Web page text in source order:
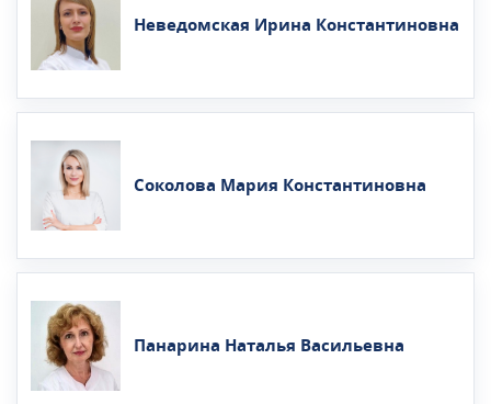
Неведомская Ирина Константиновна
Соколова Мария Константиновна
Панарина Наталья Васильевна